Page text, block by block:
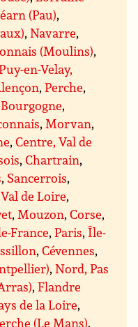
(Pau),
,Navarre,
(Moulins),
en-Velay,
,Perche,
Bourgogne,
, Morvan,
,Centre, Val de
,Chartrain,
, Sancerrois,
Val de Loire,
, Mouzon,Corse,
France,Paris,Île-
,Cévennes,
,Nord, Pas
,Flandre
de la Loire,
(Le Mans),